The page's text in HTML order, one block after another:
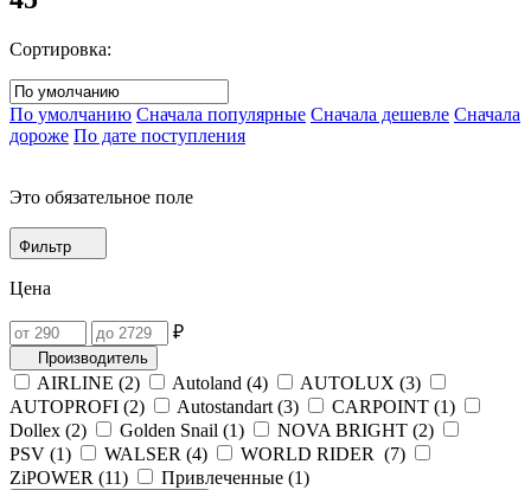
Сортировка:
По умолчанию Сначала популярные Сначала дешевле Сначала
дороже По дате поступления
Это обязательное поле
Фильтр
Цена
₽
Производитель
AIRLINE (2) Autoland (4) AUTOLUX (3)
AUTOPROFI (2) Autostandart (3) CARPOINT (1)
Dollex (2) Golden Snail (1) NOVA BRIGHT (2)
PSV (1) WALSER (4) WORLD RIDER (7)
ZiPOWER (11) Привлеченные (1)